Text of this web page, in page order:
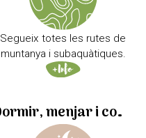
Segueix totes les rutes de
muntanya i subaquàtiques.
Dormir, menjar i comprar